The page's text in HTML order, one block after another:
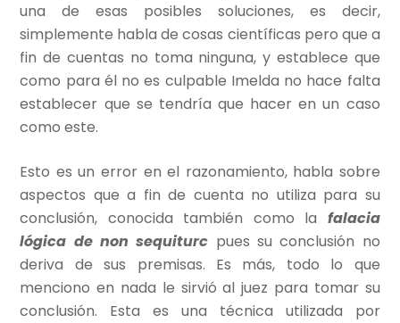
una de esas posibles soluciones, es decir,
simplemente habla de cosas científicas pero que a
fin de cuentas no toma ninguna, y establece que
como para él no es culpable Imelda no hace falta
establecer que se tendría que hacer en un caso
como este.
Esto es un error en el razonamiento, habla sobre
aspectos que a fin de cuenta no utiliza para su
conclusión, conocida también como la falacia
lógica de non sequiturc pues su conclusión no
deriva de sus premisas. Es más, todo lo que
menciono en nada le sirvió al juez para tomar su
conclusión. Esta es una técnica utilizada por